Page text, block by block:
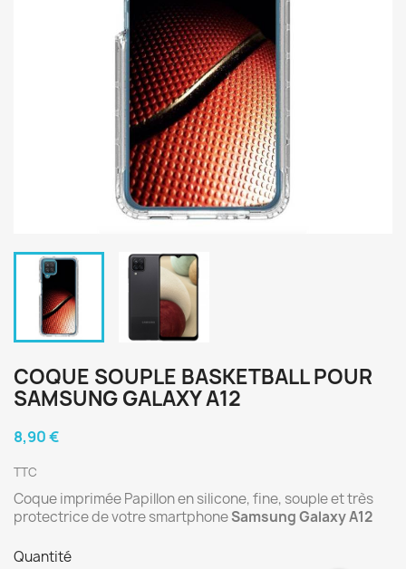
COQUE SOUPLE BASKETBALL POUR
SAMSUNG GALAXY A12
8,90 €
TTC
Coque imprimée Papillon en silicone, fine, souple et très
protectrice de votre smartphoneSamsung Galaxy A12
Quantité